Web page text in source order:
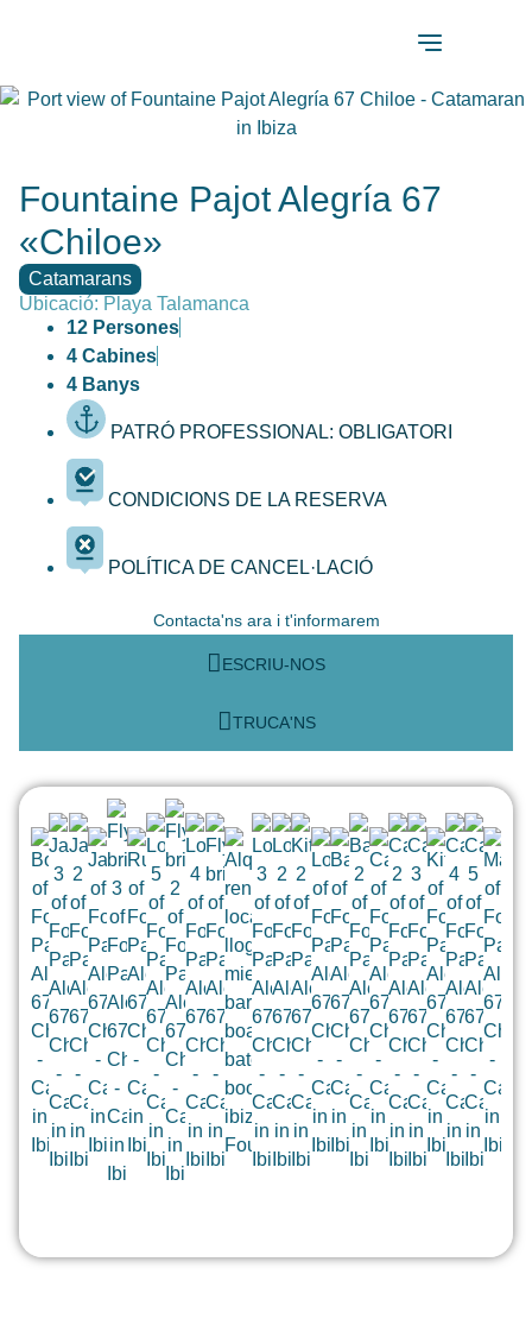
Fountaine Pajot Alegría 67
«Chiloe»
Catamarans
Ubicació: Playa Talamanca
12 Persones
4 Cabines
4 Banys
PATRÓ PROFESSIONAL: OBLIGATORI
CONDICIONS DE LA RESERVA
POLÍTICA DE CANCEL·LACIÓ
Contacta'ns ara i t'informarem
ESCRIU-NOS
TRUCA'NS